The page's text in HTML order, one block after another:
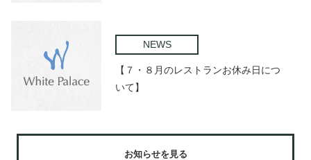
NEWS
【７・８月のレストランお休み日につ
いて】
お知らせを見る